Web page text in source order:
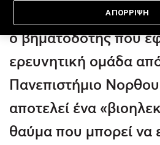
Μικρότερος από έναν
ο βηματοδότης που
ερευνητική ομάδα
Πανεπιστήμιο
αποτελεί ένα
θαύμα που μπορεί να
ΑΠΟΡΡΙΨΗ